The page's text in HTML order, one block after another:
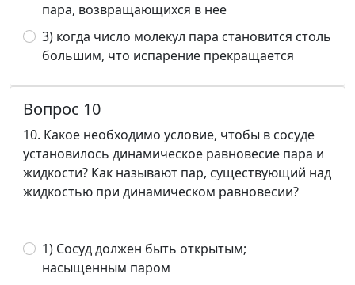
пара, возвращающихся в нее
3) когда число молекул пара становится столь
большим, что испарение прекращается
Вопрос 10
10. Какое необходимо условие, чтобы в сосуде
установилось ди­намическое равновесие пара и
жидкости? Как называют пар, существующий над
жидкостью при динамическом равнове­сии?
1) Сосуд должен быть открытым;
насыщенным паром